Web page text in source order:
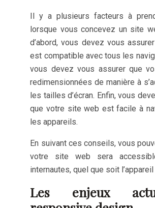
Il y a plusieurs facteurs à
lorsque vous concevez un site
d’abord, vous devez vous
est compatible avec tous les
vous devez vous assurer que
redimensionnées de manière à
les tailles d’écran. Enfin, vous
que votre site web est facile à
les appareils.
En suivant ces conseils, vous
votre site web sera
internautes, quel que soit
Les enjeux